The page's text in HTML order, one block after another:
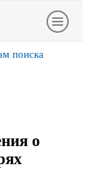
поиска
о